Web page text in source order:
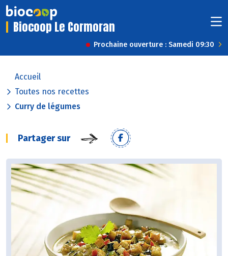
Biocoop Le Cormoran
Prochaine ouverture : Samedi 09:30
Accueil
Toutes nos recettes
Curry de légumes
Partager sur